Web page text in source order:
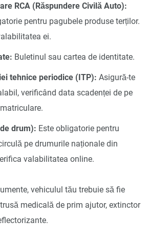
RCA (Răspundere Civilă Auto):
pentru pagubele produse terților.
ei.
Buletinul sau cartea de identitate.
tehnice periodice (ITP): Asigură-te
verificând data scadenței de pe
drum): Este obligatorie pentru
pe drumurile naționale din
valabilitatea online.
vehiculul tău trebuie să fie
medicală de prim ajutor, extinctor